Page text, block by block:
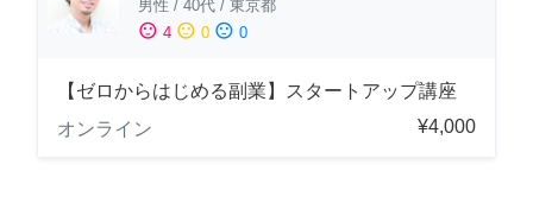
男性 / 40代 / 東京都
sentiment_satisfied 4 sentiment_neutral 0 sentiment_dissatisfied 0
【ゼロからはじめる副業】スタートアップ講座
オンライン
¥4,000